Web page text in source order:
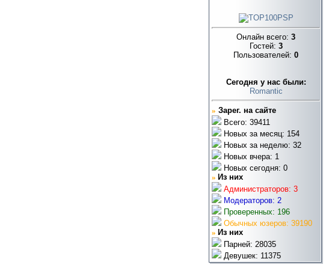
Онлайн всего: 3
Гостей: 3
Пользователей: 0
Cегодня у нас были:
Romantic
» Зарег. на сайте
Всего: 39411
Новых за месяц: 154
Новых за неделю: 32
Новых вчера: 1
Новых сегодня: 0
» Из них
Администраторов: 3
Модераторов: 2
Проверенных: 196
Обычных юзеров: 39190
» Из них
Парней: 28035
Девушек: 11375